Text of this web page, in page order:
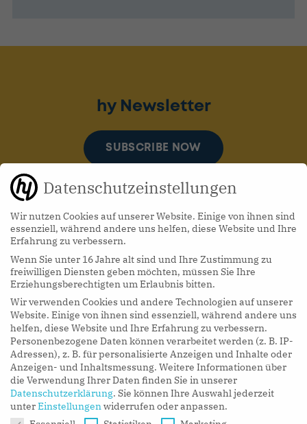
hy Podcasts
LISTEN NOW
hy Newsletter
SUBSCRIBE NOW
Datenschutzeinstellungen
Wir nutzen Cookies auf unserer Website. Einige von ihnen sind
essenziell, während andere uns helfen, diese Website und Ihre
Erfahrung zu verbessern.
Wenn Sie unter 16 Jahre alt sind und Ihre Zustimmung zu
freiwilligen Diensten geben möchten, müssen Sie Ihre
Erziehungsberechtigten um Erlaubnis bitten.
Wir verwenden Cookies und andere Technologien auf unserer
Website. Einige von ihnen sind essenziell, während andere uns
helfen, diese Website und Ihre Erfahrung zu verbessern.
Personenbezogene Daten können verarbeitet werden (z. B. IP-
Adressen), z. B. für personalisierte Anzeigen und Inhalte oder
Anzeigen- und Inhaltsmessung. Weitere Informationen über
die Verwendung Ihrer Daten finden Sie in unserer
Datenschutzerklärung. Sie können Ihre Auswahl jederzeit
unterEinstellungenwiderrufen oder anpassen.
Datenschutzeinstellungen